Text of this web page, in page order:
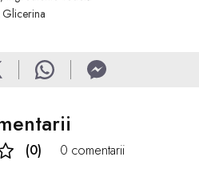
Glicerina
(0) 0 comentarii